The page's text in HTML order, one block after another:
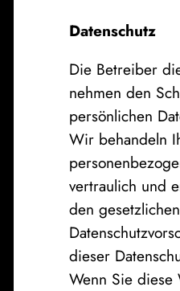
Datenschutz
Die Betreiber
nehmen den
persönlichen
Wir behandeln
vertraulich und
den gesetzlichen
dieser
Wenn Sie diese